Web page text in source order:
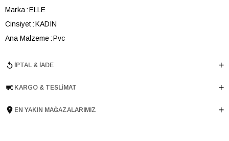
Marka ELLE
Cinsiyet KADIN
Ana Malzeme Pvc
Topuk Boyu 1 cm
Tema Positive
İPTAL & İADE
KARGO & TESLIMAT
EN YAKIN MAĞAZALARIMIZ